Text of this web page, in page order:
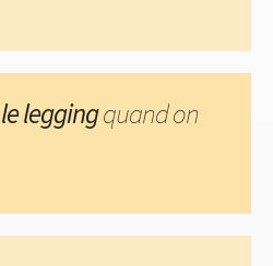
leggingquand on